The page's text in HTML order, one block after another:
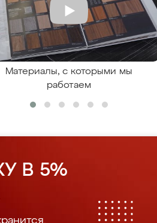
Материалы, с которыми мы
работаем
В 5%